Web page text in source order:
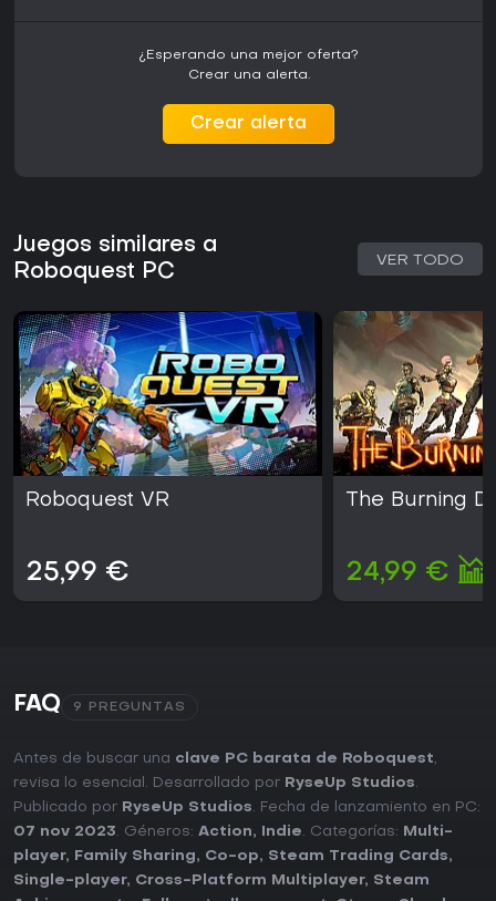
¿Esperando una mejor oferta?
Crear una alerta.
Crear alerta
Juegos similares a
Roboquest PC
VER TODO
Roboquest VR
25,99 €
The Burning
24,99 €
FAQ 9 PREGUNTAS
Antes de buscar una clave PC barata de Roboquest,
revisa lo esencial. Desarrollado por RyseUp Studios.
Publicado por RyseUp Studios. Fecha de lanzamiento en PC:
07 nov 2023. Géneros: Action, Indie. Categorías:
Multi-
player, Family Sharing, Co-op, Steam Trading Cards,
Single-player, Cross-Platform Multiplayer, Steam